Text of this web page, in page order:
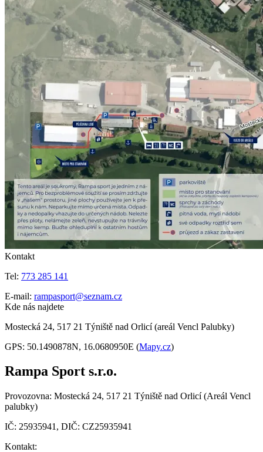
Kontakt
Tel: 773 285 141
E-mail: rampasport@seznam.cz
Kde nás najdete
Mostecká 24, 517 21 Týniště nad Orlicí (areál Vencl Palubky)
GPS: 50.1490878N, 16.0680950E (Mapy.cz)
Rampa Sport s.r.o.
Provozovna: Mostecká 24, 517 21 Týniště nad Orlicí (Areál Vencl
palubky)
IČ: 25935941, DIČ: CZ25935941
Kontakt: